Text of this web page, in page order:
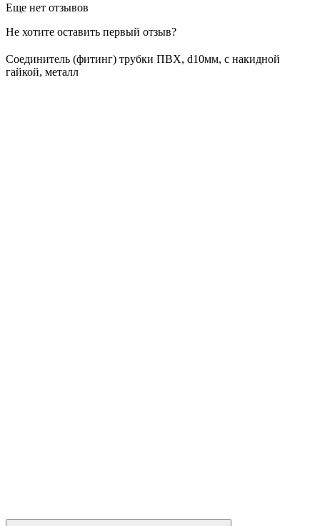
Еще нет отзывов
Не хотите оставить первый отзыв?
Соединитель (фитинг) трубки ПВХ, d10мм, с накидной
гайкой, металл